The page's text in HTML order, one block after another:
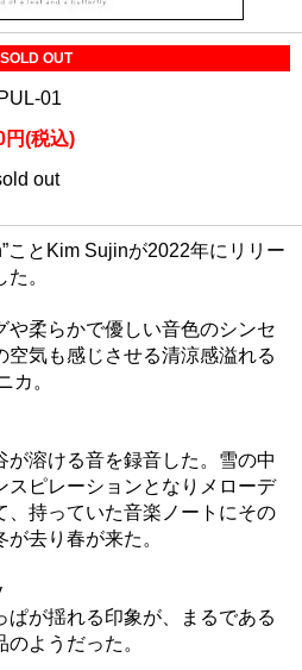
SOLD OUT
01
円(税込)
out
ことKim Sujinが2022年にリリー
。
や柔らかで優しい音色のシンセ
空気も感じさせる清涼感溢れる
カ。
溶ける音を録音した。雪の中
スピレーションとなりメローデ
、持っていた音楽ノートにその
去り春が来た。
ぱが揺れる印象が、まるである
ようだった。